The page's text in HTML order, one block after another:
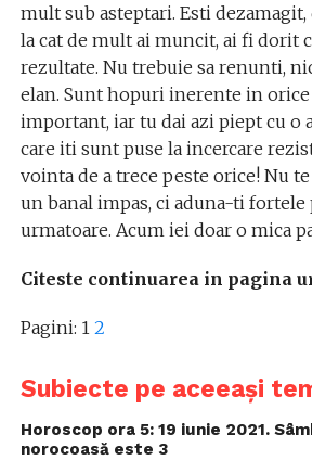
mult sub asteptari. Esti
la cat de mult ai muncit, ai fi dorit
rezultate. Nu trebuie sa renunti,
elan. Sunt hopuri inerente in
important, iar tu dai azi piept cu o
care iti sunt puse la incercare
vointa de a trece peste orice! Nu te
un banal impas, ci aduna-ti fortele
urmatoare. Acum iei doar o mica
Citeste continuarea in pagina
Pagini: 1 2
Subiecte pe aceeași
Horoscop ora 5: 19 iunie 2021.
norocoasă este 3